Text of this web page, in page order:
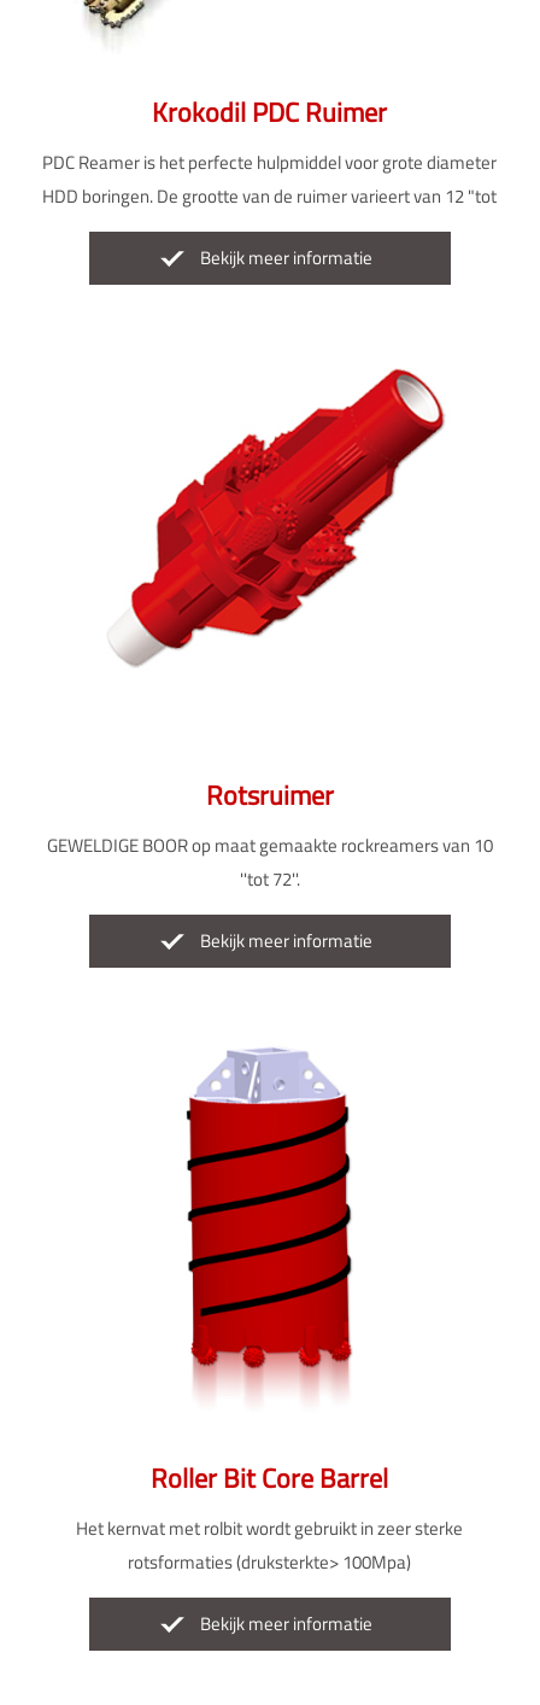
Krokodil PDC Ruimer
PDC Reamer is het perfecte hulpmiddel voor grote diameter
HDD boringen. De grootte van de ruimer varieert van 12 "tot
50".
Bekijk meer informatie
Rotsruimer
GEWELDIGE BOOR op maat gemaakte rockreamers van 10
''tot 72''.
Bekijk meer informatie
Roller Bit Core Barrel
Het kernvat met rolbit wordt gebruikt in zeer sterke
rotsformaties (druksterkte> 100Mpa)
Bekijk meer informatie